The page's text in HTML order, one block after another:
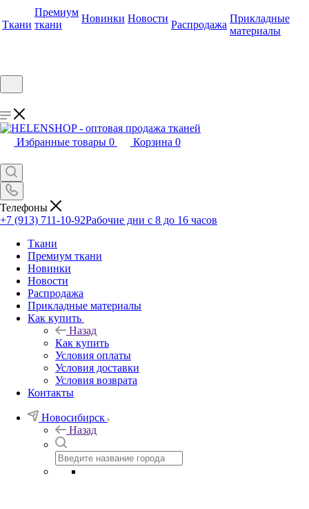
Ткани
Премиум
ткани
Новинки Новости
Распродажа
Прикладные
материалы
Избранные товары 0 Корзина 0
Телефоны
+7 (913) 711-10-92Рабочие дни с 8 до 16 часов
Ткани
Премиум ткани
Новинки
Новости
Распродажа
Прикладные материалы
Как купить
Назад
Как купить
Условия оплаты
Условия доставки
Условия возврата
Контакты
Новосибирск
Назад